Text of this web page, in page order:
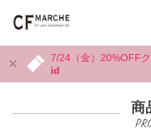
7/24（金）20%OFF
id
商